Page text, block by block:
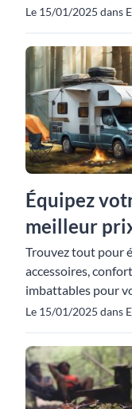
Le 15/01/2025 dans
Équipez
meilleur
Trouvez tout pour
accessoires,
imbattables pour
Le 15/01/2025 dans